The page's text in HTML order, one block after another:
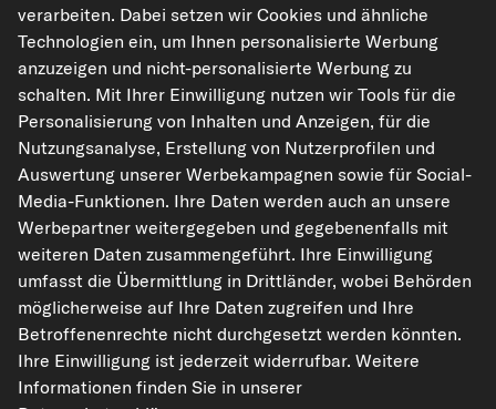
kfzteile24.de carpardoo.nl
carpardoo.fr
carpardoo.dk
Die hier dargestellten Daten, insbesondere die gesamte Datenbank, dürfen
nicht vervielfältigt werden. Die Vervielfältigung und Verbreitung der Daten und
der Datenbank ohne vorherige Einwilligung von TecAlliance und/oder die
Einbeziehung Dritter in solche Aktivitäten ist streng verboten. Jegliche
unautorisierte Nutzung von Inhalten stellt eine Verletzung des Urheberrechts
dar und kann rechtliche Schritte nach sich ziehen.
Vertrag widerrufen
verarbeiten. Dabei setzen wir Cookies und ähnliche
Technologien ein, um Ihnen personalisierte Werbung
anzuzeigen und nicht-personalisierte Werbung zu
schalten. Mit Ihrer Einwilligung nutzen wir Tools für die
Personalisierung von Inhalten und Anzeigen, für die
Nutzungsanalyse, Erstellung von Nutzerprofilen und
Auswertung unserer Werbekampagnen sowie für Social-
Media-Funktionen. Ihre Daten werden auch an unsere
Werbepartner weitergegeben und gegebenenfalls mit
weiteren Daten zusammengeführt. Ihre Einwilligung
umfasst die Übermittlung in Drittländer, wobei Behörden
möglicherweise auf Ihre Daten zugreifen und Ihre
Betroffenenrechte nicht durchgesetzt werden könnten.
Ihre Einwilligung ist jederzeit widerrufbar. Weitere
Informationen finden Sie in unserer